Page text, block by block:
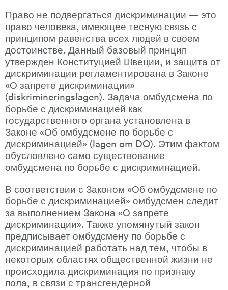
Право не подвергаться дискриминации — это
право человека, имеющее тесную связь с
принципом равенства всех людей в своем
достоинстве. Данный базовый принцип
утвержден Конституцией Швеции, и защита от
дискриминации регламентирована в Законе
«О запрете дискриминации»
(diskrimineringslagen). Задача омбудсмена по
борьбе с дискриминацией как
государственного органа установлена в
Законе «Об омбудсмене по борьбе с
дискриминацией» (lagen om DO). Этим фактом
обусловлено само существование
омбудсмена по борьбе с дискриминацией.
В соответствии с Законом «Об омбудсмене по
борьбе с дискриминацией» омбудсмен следит
за выполнением Закона «О запрете
дискриминации». Также упомянутый закон
предписывает омбудсмену по борьбе с
дискриминацией работать над тем, чтобы в
некоторых областях общественной жизни не
происходила дискриминация по признаку
пола, в связи с трансгендерной